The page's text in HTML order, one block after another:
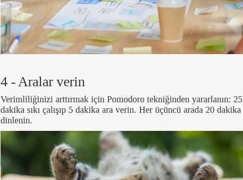
4 - Aralar verin
Verimliliğinizi arttırmak için Pomodoro tekniğinden yararlanın: 25
dakika sıkı çalışıp 5 dakika ara verin. Her üçüncü arada 20 dakika
dinlenin.